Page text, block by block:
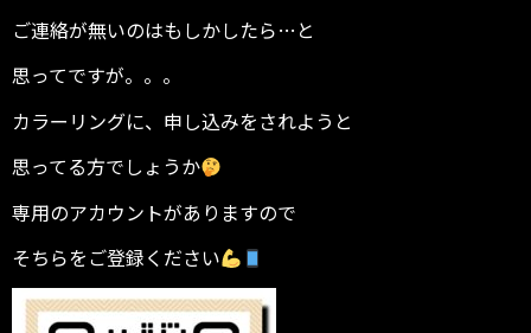
ご連絡が無いのはもしかしたら…と
思ってですが。。。
カラーリングに、申し込みをされようと
思ってる方でしょうか
専用のアカウントがありますので
そちらをご登録ください